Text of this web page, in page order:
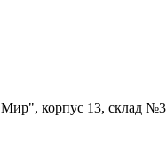
корпус 13, склад №3